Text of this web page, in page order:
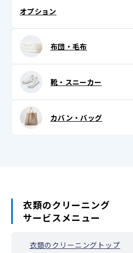
半衿
半襦袢
兵児帯 (へこ帯)・三尺 (さんじゃく)
オプション
布団・毛布
靴・スニーカー
カバン・バッグ
衣類のクリーニング
サービスメニュー
衣類のクリーニングトップ